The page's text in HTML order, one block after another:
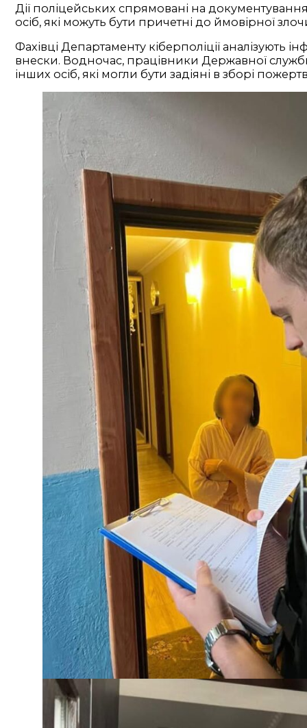
Дії поліцейських спрямовані на
осіб, які можуть бути причетні до ймовірної
Фахівці Департаменту кіберполіції
внески. Водночас, працівники Державної
інших осіб, які могли бути задіяні в зборі